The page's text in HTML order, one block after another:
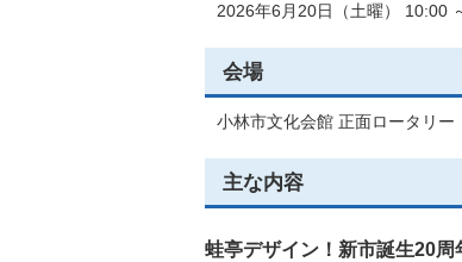
2026年6月20日（土曜） 10:00
会場
小林市文化会館 正面ロータリー
主な内容
蛙亭デザイン！新市誕生20周